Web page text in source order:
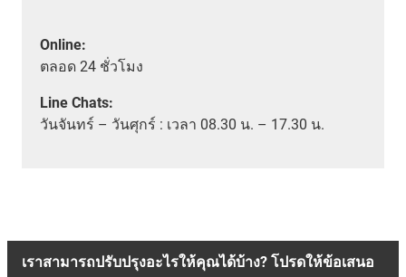
Online:
ตลอด 24 ชั่วโมง
Line Chats:
วันจันทร์ – วันศุกร์ : เวลา 08.30 น. – 17.30 น.
เราสามารถปรับปรุงอะไรให้คุณได้บ้าง? โปรดให้ข้อเสนอ